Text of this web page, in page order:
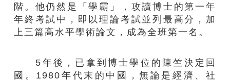
階。他仍然是「學霸」，攻讀博士的第一年
年終考試中，即以理論考試並列最高分，加
上三篇高水平學術論文，成為全班第一名。
5年後，已拿到博士學位的陳竺決定回
國。1980年代末的中國，無論是經濟、社